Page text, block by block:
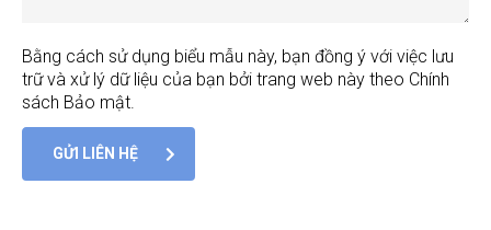
Bằng cách sử dụng biểu mẫu này, bạn đồng ý với việc lưu
trữ và xử lý dữ liệu của bạn bởi trang web này theo Chính
sách Bảo mật.
GỬI LIÊN HỆ